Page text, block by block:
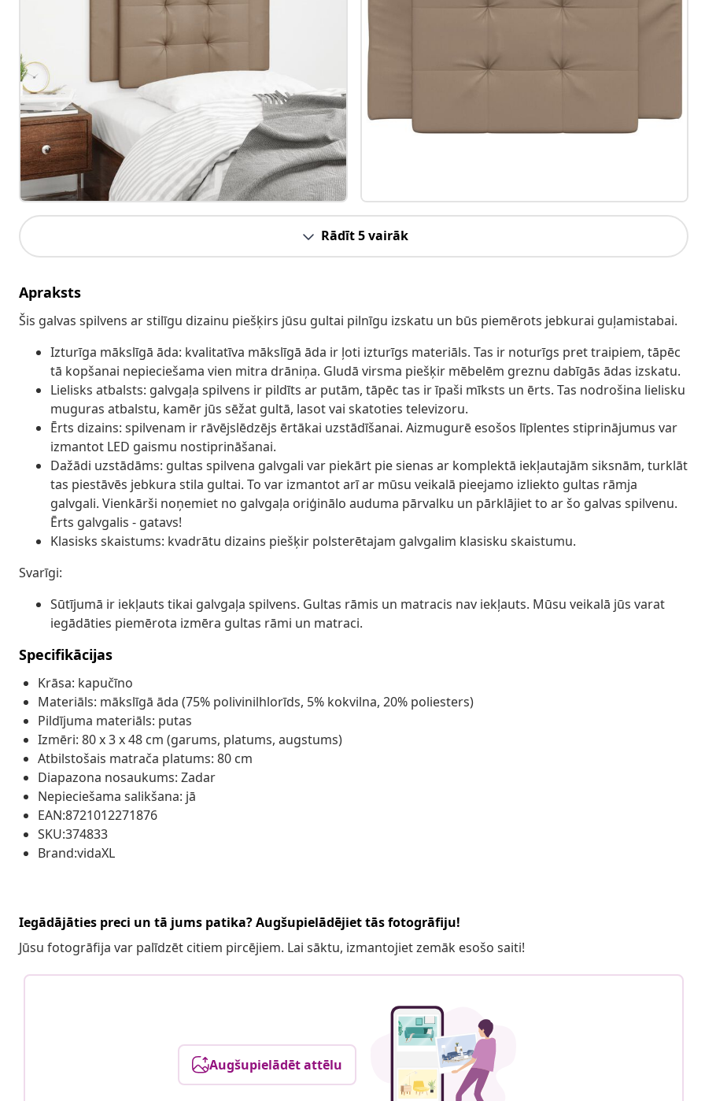
Rādīt 5 vairāk
Apraksts
Šis galvas spilvens ar stilīgu dizainu piešķirs jūsu gultai pilnīgu izskatu un būs piemērots jebkurai guļamistabai.
Izturīga mākslīgā āda: kvalitatīva mākslīgā āda ir ļoti izturīgs materiāls. Tas ir noturīgs pret traipiem, tāpēc
tā kopšanai nepieciešama vien mitra drāniņa. Gludā virsma piešķir mēbelēm greznu dabīgās ādas izskatu.
Lielisks atbalsts: galvgaļa spilvens ir pildīts ar putām, tāpēc tas ir īpaši mīksts un ērts. Tas nodrošina lielisku
muguras atbalstu, kamēr jūs sēžat gultā, lasot vai skatoties televizoru.
Ērts dizains: spilvenam ir rāvējslēdzējs ērtākai uzstādīšanai. Aizmugurē esošos līplentes stiprinājumus var
izmantot LED gaismu nostiprināšanai.
Dažādi uzstādāms: gultas spilvena galvgali var piekārt pie sienas ar komplektā iekļautajām siksnām, turklāt
tas piestāvēs jebkura stila gultai. To var izmantot arī ar mūsu veikalā pieejamo izliekto gultas rāmja
galvgali. Vienkārši noņemiet no galvgaļa oriģinālo auduma pārvalku un pārklājiet to ar šo galvas spilvenu.
Ērts galvgalis - gatavs!
Klasisks skaistums: kvadrātu dizains piešķir polsterētajam galvgalim klasisku skaistumu.
Svarīgi:
Sūtījumā ir iekļauts tikai galvgaļa spilvens. Gultas rāmis un matracis nav iekļauts. Mūsu veikalā jūs varat
iegādāties piemērota izmēra gultas rāmi un matraci.
Specifikācijas
Krāsa: kapučīno
Materiāls: mākslīgā āda (75% polivinilhlorīds, 5% kokvilna, 20% poliesters)
Pildījuma materiāls: putas
Izmēri: 80 x 3 x 48 cm (garums, platums, augstums)
Atbilstošais matrača platums: 80 cm
Diapazona nosaukums: Zadar
Nepieciešama salikšana: jā
EAN:8721012271876
SKU:374833
Brand:vidaXL
Iegādājāties preci un tā jums patika? Augšupielādējiet tās fotogrāfiju!
Jūsu fotogrāfija var palīdzēt citiem pircējiem. Lai sāktu, izmantojiet zemāk esošo saiti!
Augšupielādēt attēlu